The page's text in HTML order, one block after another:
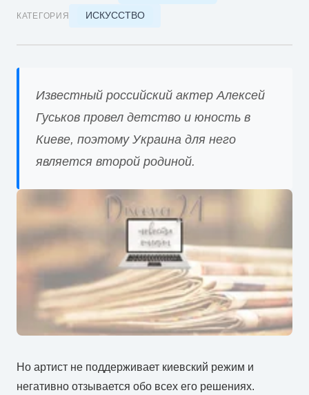
КАТЕГОРИЯ ИСКУССТВО
Известный российский актер Алексей
Гуськов провел детство и юность в
Киеве, поэтому Украина для него
является второй родиной.
Но артист не поддерживает киевский режим и
негативно отзывается обо всех его решениях.